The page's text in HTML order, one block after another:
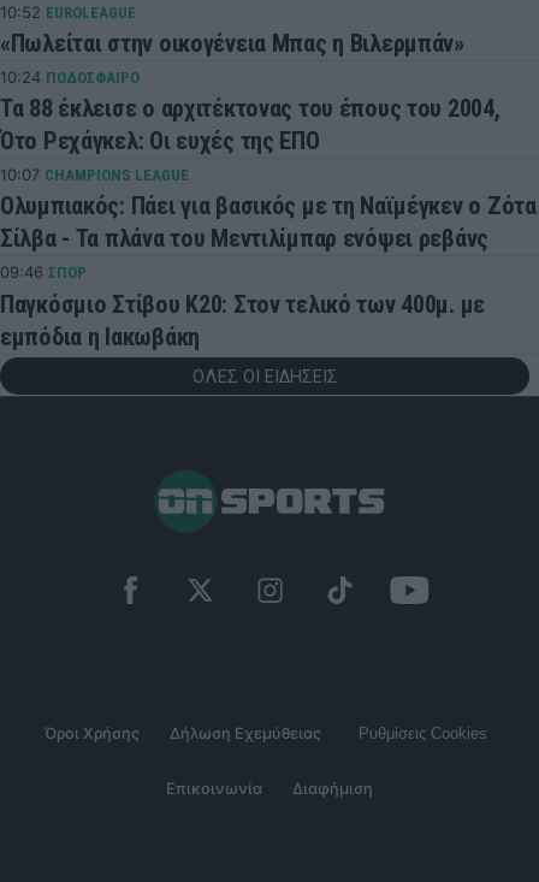
10:52 EUROLEAGUE
«Πωλείται στην οικογένεια Μπας η Βιλερμπάν»
10:24 ΠΟΔΟΣΦΑΙΡΟ
Τα 88 έκλεισε ο αρχιτέκτονας του έπους του 2004,
Ότο Ρεχάγκελ: Οι ευχές της ΕΠΟ
10:07 CHAMPIONS LEAGUE
Ολυμπιακός: Πάει για βασικός με τη Ναϊμέγκεν ο Ζότα
Σίλβα - Τα πλάνα του Μεντιλίμπαρ ενόψει ρεβάνς
09:46 ΣΠΟΡ
Παγκόσμιο Στίβου Κ20: Στον τελικό των 400μ. με
εμπόδια η Ιακωβάκη
ΟΛΕΣ ΟΙ ΕΙΔΗΣΕΙΣ
Όροι Χρήσης Δήλωση Εχεμύθειας Ρυθμίσεις Cookies
Επικοινωνία Διαφήμιση